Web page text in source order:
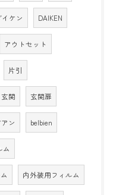
イケン DAIKEN
アウトセット
片引
玄関 玄関扉
ン belbien
ム
内外装用フィルム